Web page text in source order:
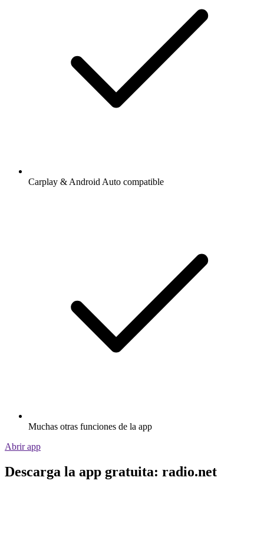
Carplay & Android Auto compatible
Muchas otras funciones de la app
Abrir app
Descarga la app gratuita: radio.net